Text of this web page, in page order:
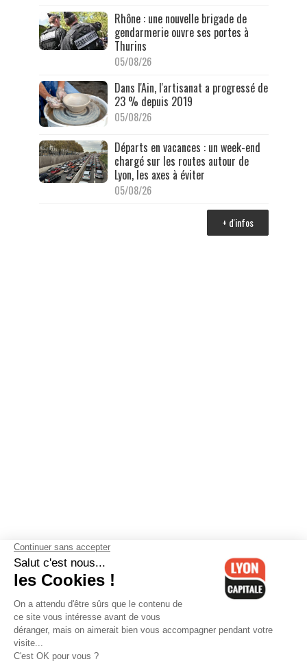
Rhône : une nouvelle brigade de
gendarmerie ouvre ses portes à
Thurins
05/08/26
Dans l'Ain, l'artisanat a progressé de
23 % depuis 2019
05/08/26
Départs en vacances : un week-end
chargé sur les routes autour de
Lyon, les axes à éviter
05/08/26
+ d'infos